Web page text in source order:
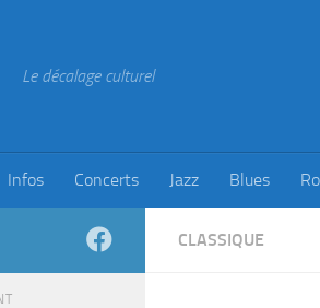
Le décalage culturel
Infos Concerts Jazz Blues
CLASSIQUE